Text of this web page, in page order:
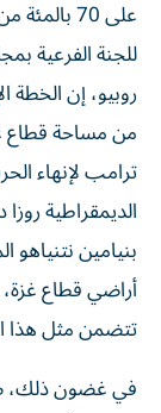
على 70
للجنة الفرعية
من مساحة قطاع
ترامب لإنهاء
الديمقراطية
أراضي قطاع
تتضمن مثل هذا
في غضون ذلك،